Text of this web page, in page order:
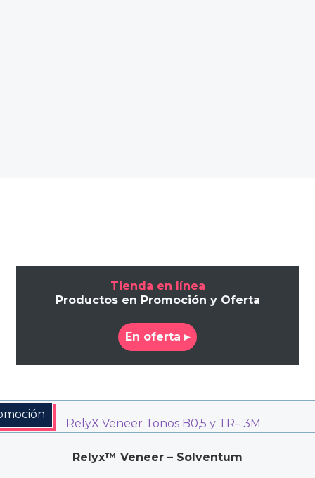
Tienda en línea
Productos en Promoción y Oferta
En oferta ▸
Relyx™ Veneer – Solventum